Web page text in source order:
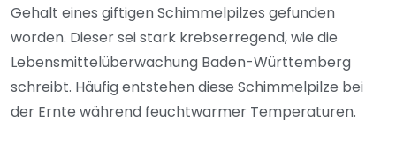
Gehalt eines giftigen Schimmelpilzes gefunden
worden. Dieser sei stark krebserregend, wie die
Lebensmittelüberwachung Baden-Württemberg
schreibt. Häufig entstehen diese Schimmelpilze bei
der Ernte während feuchtwarmer Temperaturen.